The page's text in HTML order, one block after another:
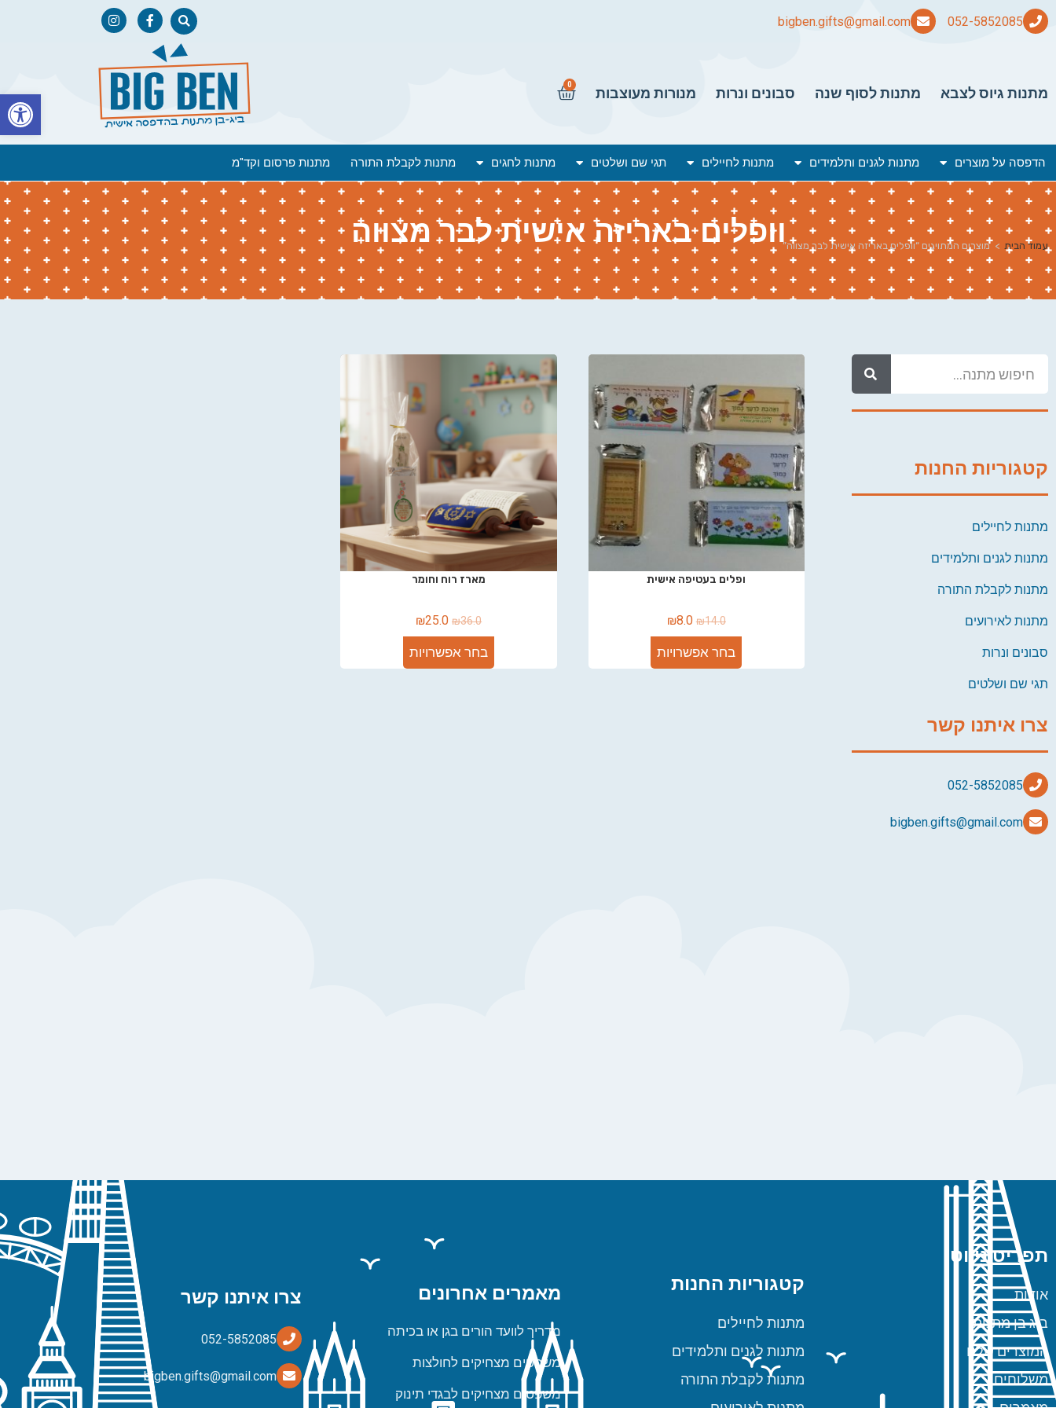
bigben.gifts@gmail.com
מתנות גיוס לצבא מתנות לסוף שנה סבונים ונרות מנורות מעוצבות
0
הדפסה על מוצרים מתנות לגנים ותלמידים מתנות לחיילים תגי שם ושלטים מתנות לחגים מתנות לקבלת התורה מתנות פרסום וקד"מ
וופלים באריזה אישית לבר מצווה עמוד הבית > מוצרים המתויגים “וופלים באריזה אישית לבר מצווה”
קטגוריות החנות
מתנות לחיילים
מתנות לגנים ותלמידים
מתנות לקבלת התורה
מתנות לאירועים
סבונים ונרות
תגי שם ושלטים
צרו איתנו קשר
bigben.gifts@gmail.com
ופלים בעטיפה אישית
₪14.0
₪8.0
בחר אפשרויות
מארז רוח וחומר
₪36.0
₪25.0
בחר אפשרויות
תפריט ניווט
אודות
ביג בן מתנות
המוצרים שלנו
משלוחים
קטגוריות החנות
מתנות לחיילים
מתנות לגנים ותלמידים
מתנות לקבלת התורה
מאמרים אחרונים
מדריך לוועד הורים בגן או בכיתה
משפטים מצחיקים לחולצות
משפטים מצחיקים לבגדי תינוק
צרו איתנו קשר
bigben.gifts@gmail.com